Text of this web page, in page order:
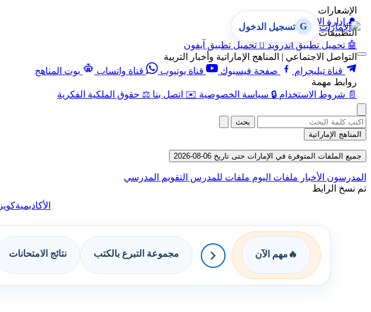
الإشعارات
🔔 إدارة الإشعارات
التطبيقات
🤖 تحميل تطبيق أندرويد  تحميل تطبيق آيفون
التواصل الاجتماعي | المناهج الإماراتية وأخبار التربية
قناة تيليجرام
صفحة فيسبوك قناة يوتيوب قناة واتساب
بوت المناهج
روابط مهمة
📄 شروط الاستخدام 🔒 سياسة الخصوصية ✉️ اتصل بنا ⚖️ حقوق الملكية الفكرية
G تسجيل الدخول
بحث
المناهج الإماراتية
جميع الملفات المتوفرة في الإمارات حتى تاريخ 06-08-2026
المدرسون الأخبار ملفات اليوم ملفات للمدرس التقويم المدرسي
تم نسخ الرابط
الأكاديمية
🔥 مهم الآن مجموعة التبرع بالكتب نتائج الامتحانات